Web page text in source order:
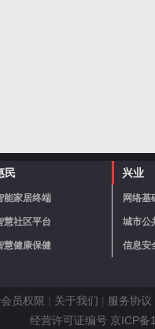
民
能家居终端
慧社区平台
慧健康保健
兴业
网络基
城市公
信息安
员权限 | 关于我们 | 服务协议
经营许可证编号 京ICP